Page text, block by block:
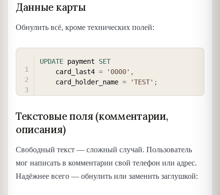
Данные карты
Обнулить всё, кроме технических полей:
UPDATE payment SET
    card_last4
= '0000' ,
    card_holder_name
= 'TEST' ;
Текстовые поля (комментарии,
описания)
Свободный текст — сложный случай. Пользователь
мог написать в комментарии свой телефон или адрес.
Надёжнее всего — обнулить или заменить заглушкой: